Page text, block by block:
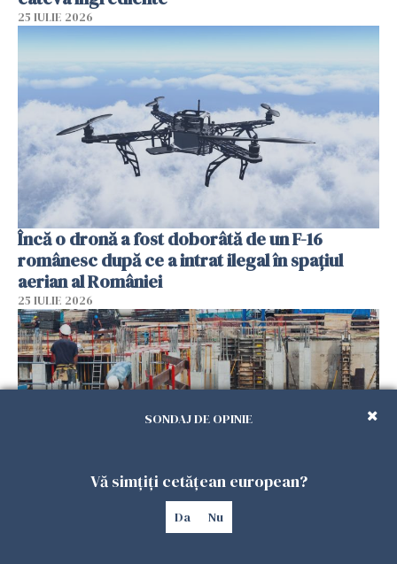
25 IULIE 2026
Încă o dronă a fost doborâtă de un F-16
românesc după ce a intrat ilegal în spațiul
aerian al României
25 IULIE 2026
Se caută urgent români pentru șantiere din
SONDAJ DE OPINIE
Vă simțiți cetățean european?
Da Nu